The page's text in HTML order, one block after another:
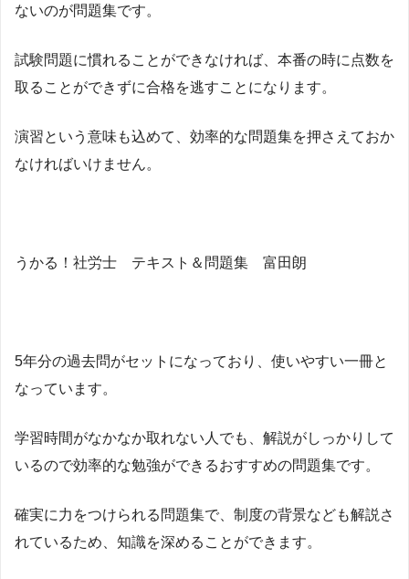
ないのが問題集です。
試験問題に慣れることができなければ、本番の時に点数を
取ることができずに合格を逃すことになります。
演習という意味も込めて、効率的な問題集を押さえておか
なければいけません。
うかる！社労士 テキスト＆問題集 富田朗
5年分の過去問がセットになっており、使いやすい一冊と
なっています。
学習時間がなかなか取れない人でも、解説がしっかりして
いるので効率的な勉強ができるおすすめの問題集です。
確実に力をつけられる問題集で、制度の背景なども解説さ
れているため、知識を深めることができます。